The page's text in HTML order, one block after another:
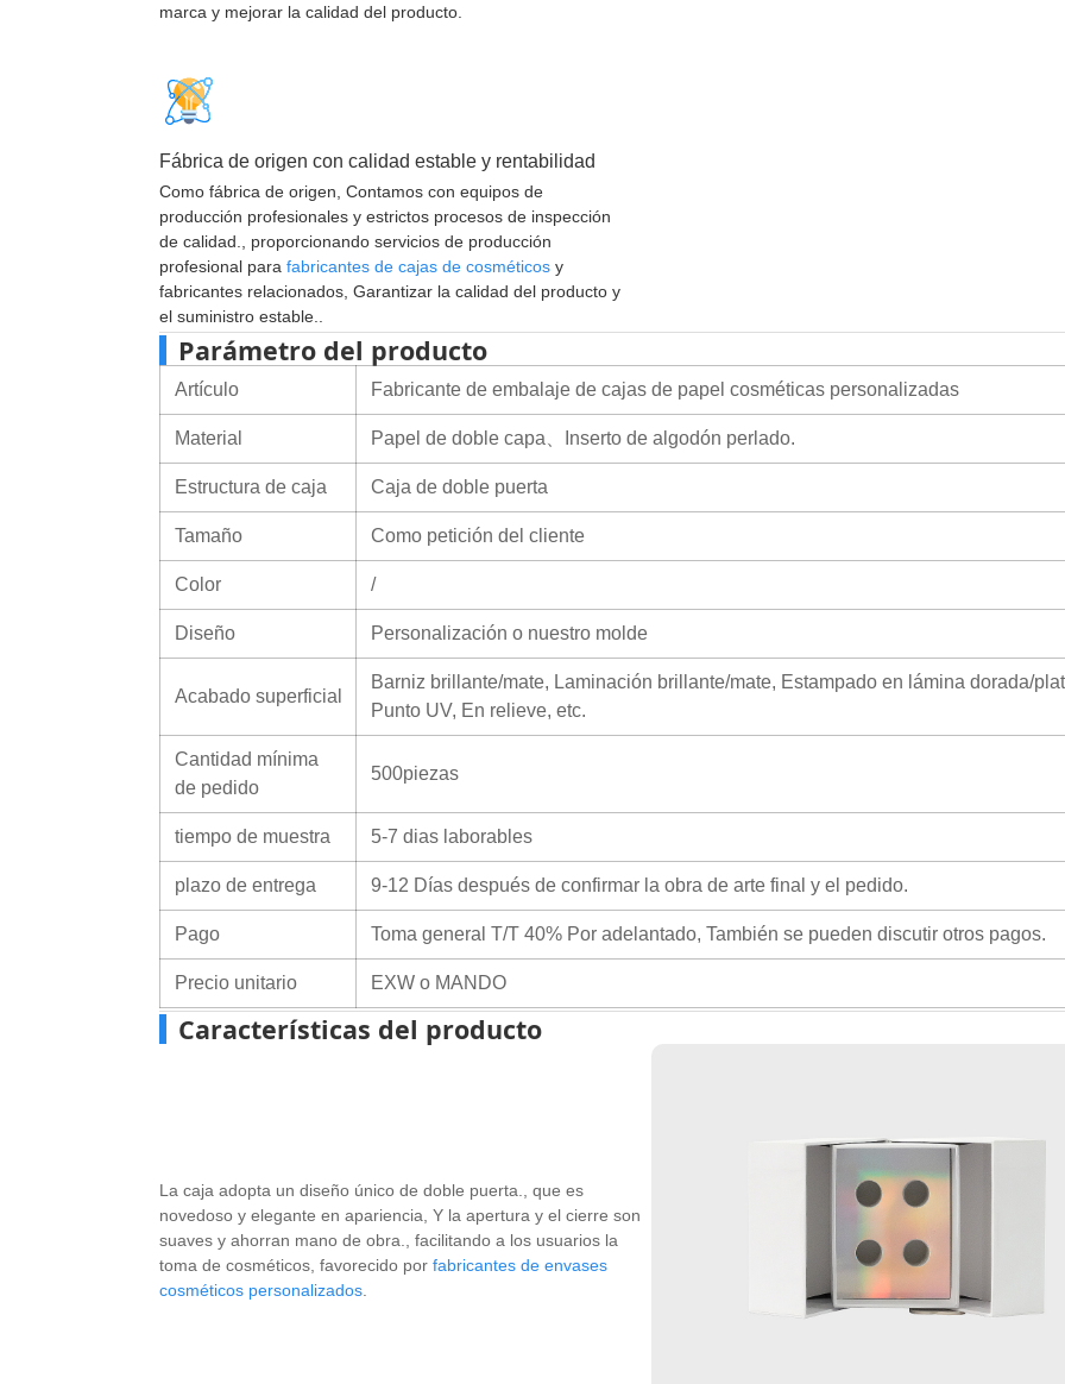
marca y mejorar la calidad del producto.
Fábrica de origen con calidad estable y rentabilidad
Como fábrica de origen, Contamos con equipos de
producción profesionales y estrictos procesos de inspección
de calidad., proporcionando servicios de producción
profesional parafabricantes de cajas de cosméticos y
fabricantes relacionados, Garantizar la calidad del producto y
el suministro estable..
Parámetro del producto
Artículo Fabricante de embalaje de cajas de papel cosméticas personalizadas
Material Papel de doble capa、Inserto de algodón perlado.
Estructura de caja Caja de doble puerta
Tamaño Como petición del cliente
Color /
Diseño Personalización o nuestro molde
Acabado superficial
Barniz brillante/mate, Laminación brillante/mate, Estampado en lámina dorada/
Punto UV, En relieve, etc.
Cantidad mínima
de pedido
500piezas
tiempo de muestra 5-7 dias laborables
plazo de entrega 9-12 Días después de confirmar la obra de arte final y el pedido.
Pago Toma general T/T 40% Por adelantado, También se pueden discutir otros pagos.
Precio unitario EXW o MANDO
Características del producto
La caja adopta un diseño único de doble puerta., que es
novedoso y elegante en apariencia, Y la apertura y el cierre son
suaves y ahorran mano de obra., facilitando a los usuarios la
toma de cosméticos, favorecido porfabricantes de envases
cosméticos personalizados